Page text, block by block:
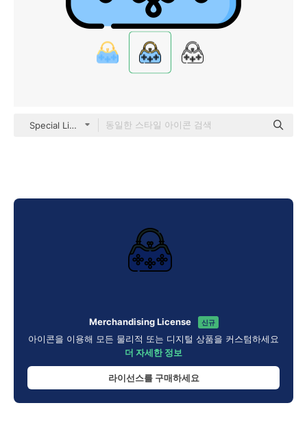
Special Lineal color
Merchandising License 신규
아이콘을 이용해 모든 물리적 또는 디지털 상품을 커스텀하세요
더 자세한 정보
라이선스를 구매하세요